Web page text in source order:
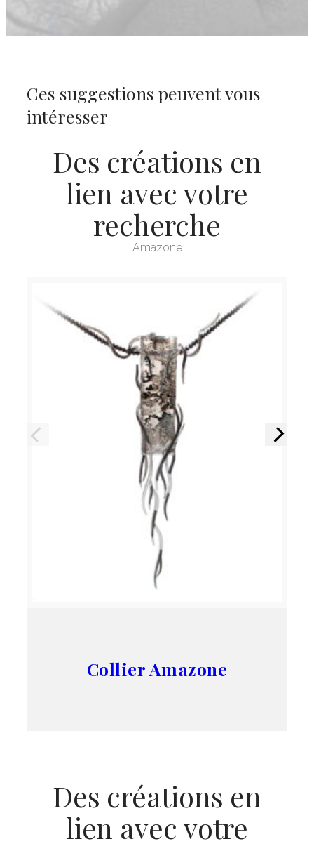
Ces suggestions peuvent vous
intéresser
Des créations en
lien avec votre
recherche
Amazone
Précédent Suivant
Collier Amazone
Des créations en
lien avec votre